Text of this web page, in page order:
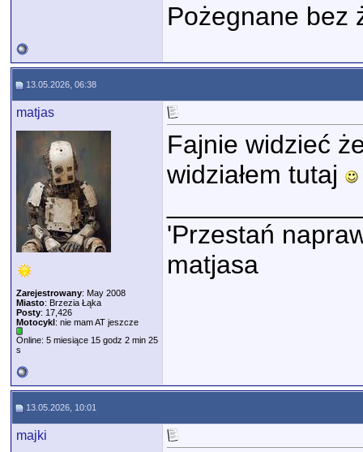
Pożegnane bez
13.05.2026, 06:38
matjas
Zarejestrowany: May 2008
Miasto: Brzezia Łąka
Posty: 17,426
Motocykl: nie mam AT jeszcze
Online: 5 miesiące 15 godz 2 min 25
s
Fajnie widzieć
widziałem tutaj
'Przestań
matjasa
13.05.2026, 10:01
majki